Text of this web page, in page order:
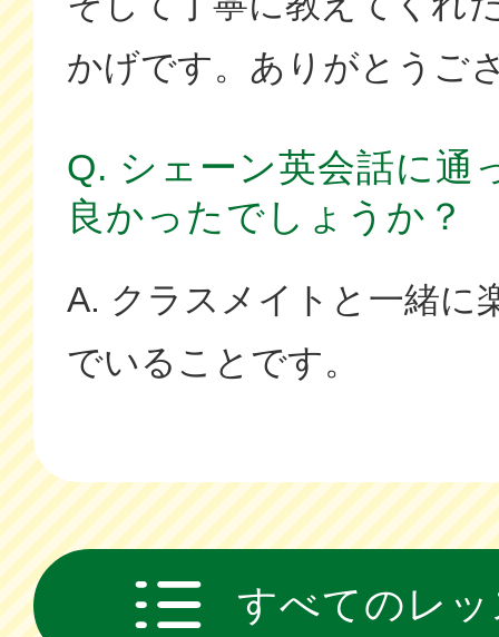
かげです。ありがとうご
Q. シェーン英会話に通
良かったでしょうか？
A. クラスメイトと一緒に
でいることです。
すべてのレ